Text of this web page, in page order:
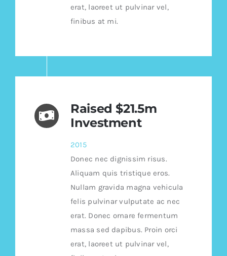
erat, laoreet ut pulvinar vel,
finibus at mi.
Raised $21.5m
Investment
2015
Donec nec dignissim risus.
Aliquam quis tristique eros.
Nullam gravida magna vehicula
felis pulvinar vulputate ac nec
erat. Donec ornare fermentum
massa sed dapibus. Proin orci
erat, laoreet ut pulvinar vel,